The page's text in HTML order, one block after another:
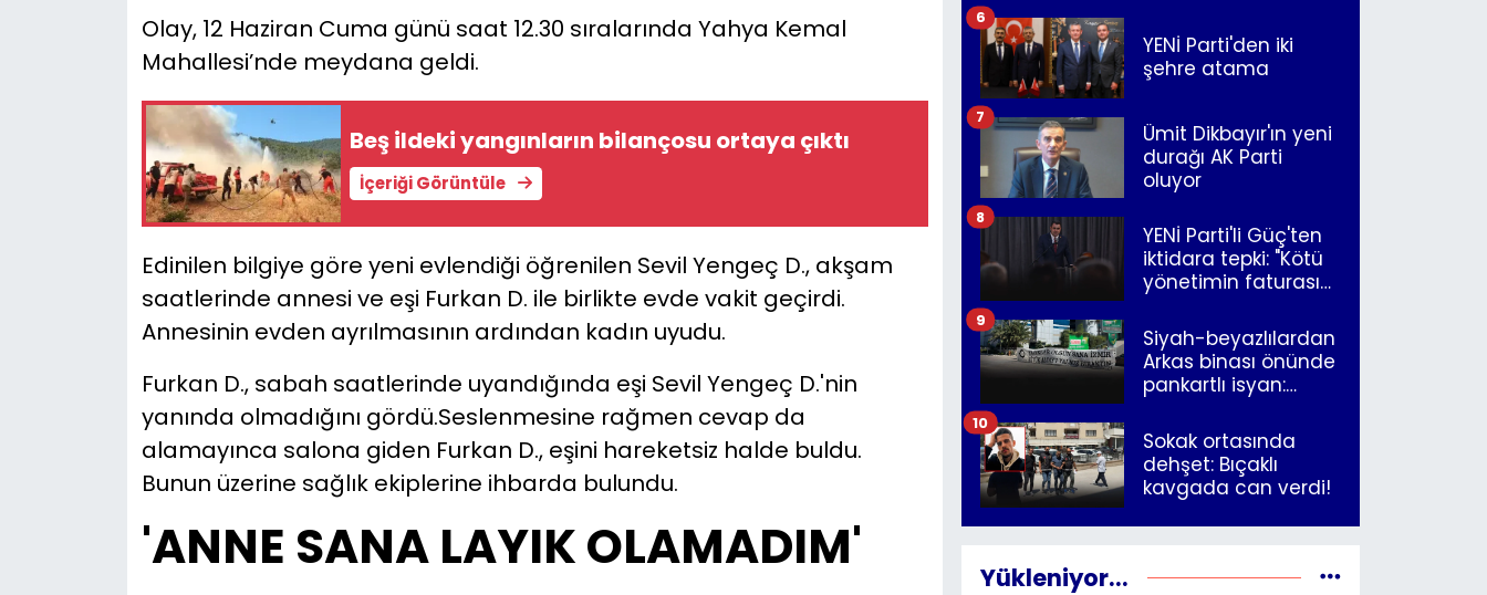
Olay, 12 Haziran Cuma günü saat 12.30 sıralarında Yahya Kemal
Mahallesi’nde meydana geldi.
Beş ildeki yangınların bilançosu ortaya çıktı
İçeriği Görüntüle
Edinilen bilgiye göre yeni evlendiği öğrenilen Sevil Yengeç D., akşam
saatlerinde annesi ve eşi Furkan D. ile birlikte evde vakit geçirdi.
Annesinin evden ayrılmasının ardından kadın uyudu.
Furkan D., sabah saatlerinde uyandığında eşi Sevil Yengeç D.'nin
yanında olmadığını gördü.Seslenmesine rağmen cevap da
alamayınca salona giden Furkan D., eşini hareketsiz halde buldu.
Bunun üzerine sağlık ekiplerine ihbarda bulundu.
'ANNE SANA LAYIK OLAMADIM'
YENİ Parti'den iki
şehre atama
6
Ümit Dikbayır'ın yeni
durağı AK Parti
oluyor
7
YENİ Parti'li Güç'ten
iktidara tepki: "Kötü
yönetimin faturasını
8
Siyah-beyazlılardan
Arkas binası önünde
pankartlı isyan:
İzmir"
9
Sokak ortasında
dehşet: Bıçaklı
kavgada can verdi!
10
Yükleniyor...